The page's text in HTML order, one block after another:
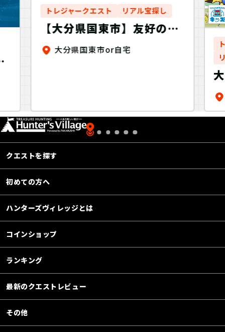
トレジャークエスト リアル宝探し
【大分県国東市】友好のブ
レスレットを探せ！
Discovery
大分県国東市or自宅
クエストを探す
初めての方へ
ハンターズヴィレッジとは
コインショップ
ランキング
最新のクエストレビュー
その他